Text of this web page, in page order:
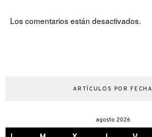
Los comentarios están desactivados.
ARTÍCULOS POR FECHA
agosto 2026